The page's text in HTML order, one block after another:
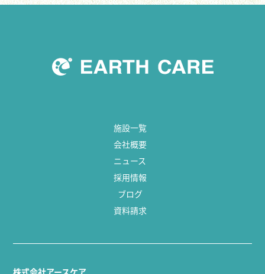
施設一覧
会社概要
ニュース
採用情報
ブログ
資料請求
株式会社アースケア